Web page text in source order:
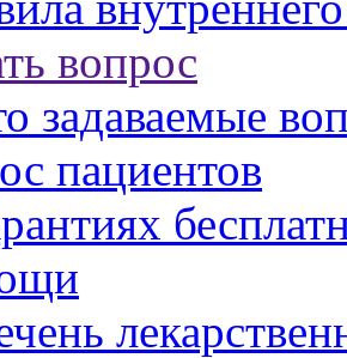
вопрос
задаваемые
пациентов